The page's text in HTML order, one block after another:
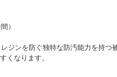
）
ジンを防ぐ独特な防汚能力を持つ
くなります。